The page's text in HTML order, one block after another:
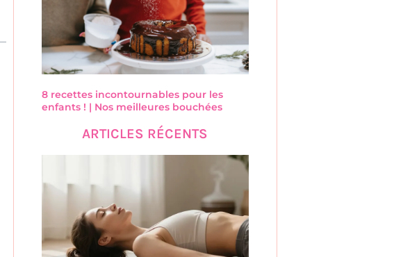
8 recettes incontournables pour les
enfants ! | Nos meilleures bouchées
ARTICLES RÉCENTS